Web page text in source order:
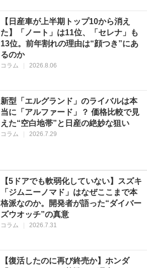
【日産車が上半期トップ10から消え
た】「ノート」は11位、「セレナ」も
13位。前年割れの理由は“顔つき”にあ
るのか
コラム 2026.8.06
新型「エルグランド」のライバルは本
当に「アルファード」？ 価格比較で見
えた“空白地帯”と日産の絶妙な狙い
コラム 2026.7.29
【5ドアでも軟弱化していない】スズキ
「ジムニーノマド」はなぜここまで本
格派なのか。開発者が語った“ダイバー
ズウオッチ”の真意
コラム 2026.7.31
【復活したのに再び終売か】ホンダ